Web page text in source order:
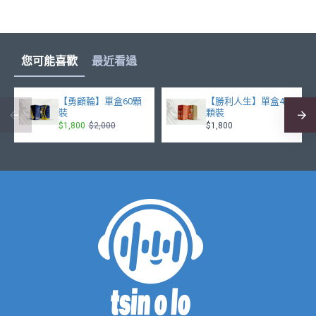
您可能喜歡 最近看過
【勇顧輪】單盒60顆
裝
$1,800 $2,000
【勝利人生】單盒40
顆裝
$1,800